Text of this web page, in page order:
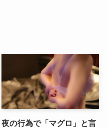
夜の行為で「マグロ」と言